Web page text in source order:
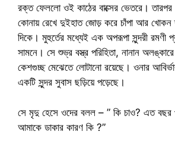
রক্ত ফেললো ওই কাঠের বাক্সের ভেতরে। তারপর
কোনায় রেখে দুইহাত জোড় করে চাঁপা আর খোকন
দিকে। মুহুর্তের মধ্যেই এক অপরূপা সুন্দরী রমণী
সামনে। সে শুভ্র বস্ত্র পরিহিতা, নানান অলঙ্কারে
কেশগুচ্ছ মেঝেতে লোটানো রয়েছে। ওনার
একটি সুন্দর সুবাস ছড়িয়ে পড়েছে।
সে মৃদু হেসে ওদের বলল – ” কি চাও? এত বছর
আমাকে ডাকার কারণ কি ?”